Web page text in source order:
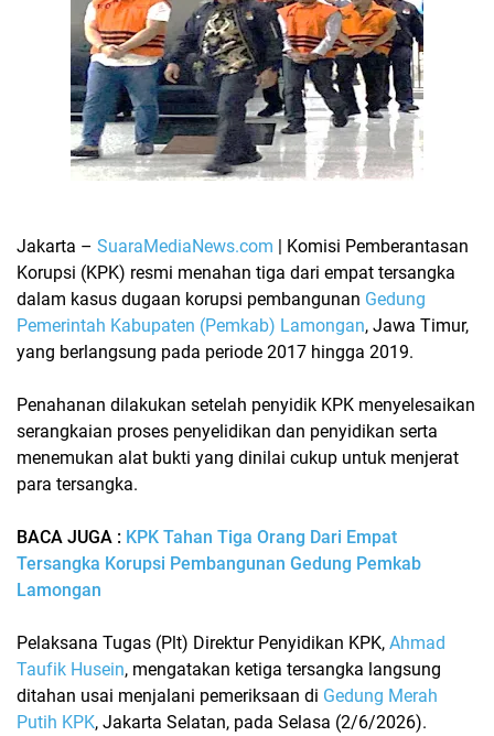
Jakarta – SuaraMediaNews.com | Komisi Pemberantasan
Korupsi (KPK) resmi menahan tiga dari empat tersangka
dalam kasus dugaan korupsi pembangunan Gedung
Pemerintah Kabupaten (Pemkab) Lamongan, Jawa Timur,
yang berlangsung pada periode 2017 hingga 2019.
Penahanan dilakukan setelah penyidik KPK menyelesaikan
serangkaian proses penyelidikan dan penyidikan serta
menemukan alat bukti yang dinilai cukup untuk menjerat
para tersangka.
BACA JUGA : KPK Tahan Tiga Orang Dari Empat
Tersangka Korupsi Pembangunan Gedung Pemkab
Lamongan
Pelaksana Tugas (Plt) Direktur Penyidikan KPK, Ahmad
Taufik Husein, mengatakan ketiga tersangka langsung
ditahan usai menjalani pemeriksaan di Gedung Merah
Putih KPK, Jakarta Selatan, pada Selasa (2/6/2026).